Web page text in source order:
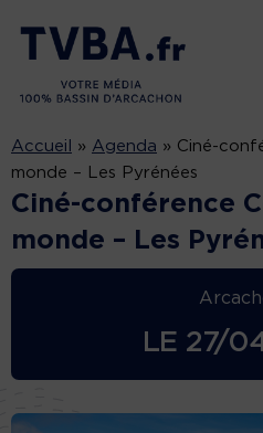
Accueil » Agenda » Ciné-
monde – Les Pyrénées
Ciné-conférence
monde – Les
LE 27/